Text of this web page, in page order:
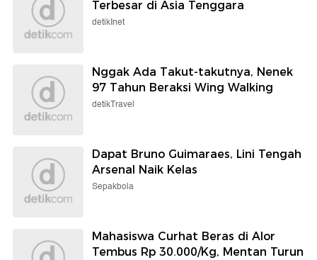
Terbesar di Asia Tenggara
detikInet
Nggak Ada Takut-takutnya, Nenek
97 Tahun Beraksi Wing Walking
detikTravel
Dapat Bruno Guimaraes, Lini Tengah
Arsenal Naik Kelas
Sepakbola
Mahasiswa Curhat Beras di Alor
Tembus Rp 30.000/Kg, Mentan Turun